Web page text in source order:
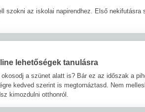
szokni az iskolai napirendhez. Első nekifutásra
lehetőségek tanulásra
a szünet alatt is? Bár ez az időszak a
kedved szerint is megtornáztasd. Nem
kimozdulni otthonról.